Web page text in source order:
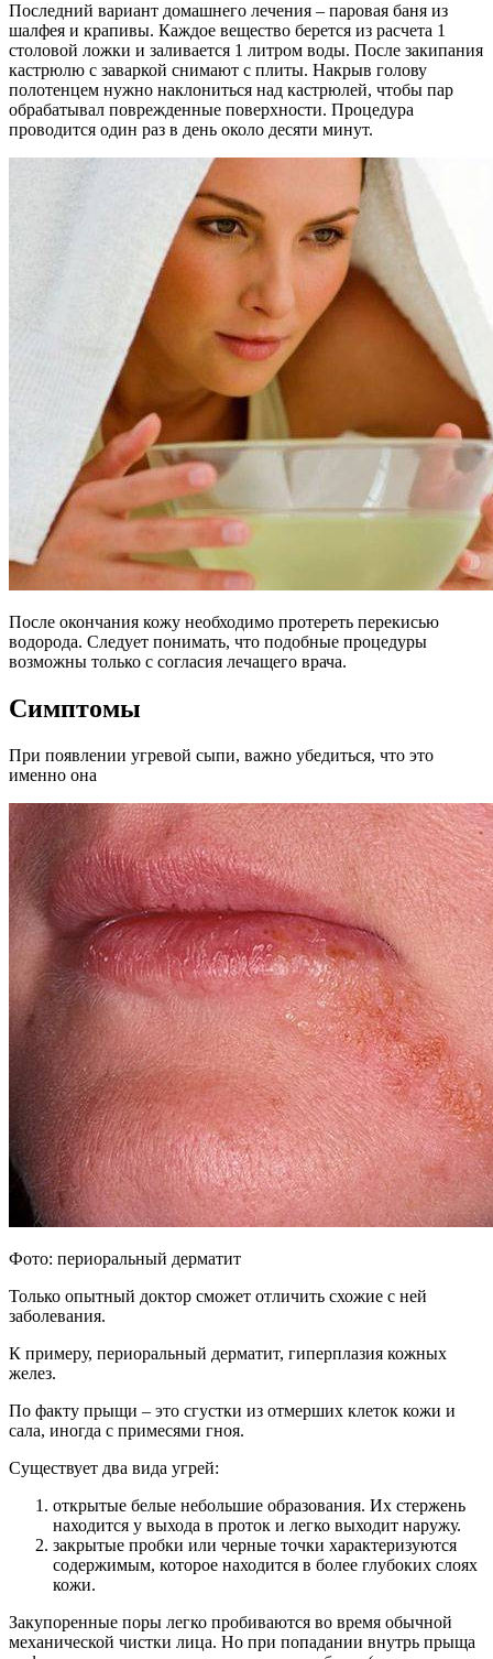
Последний вариант домашнего лечения – паровая баня из
шалфея и крапивы. Каждое вещество берется из расчета 1
столовой ложки и заливается 1 литром воды. После закипания
кастрюлю с заваркой снимают с плиты. Накрыв голову
полотенцем нужно наклониться над кастрюлей, чтобы пар
обрабатывал поврежденные поверхности. Процедура
проводится один раз в день около десяти минут.
После окончания кожу необходимо протереть перекисью
водорода. Следует понимать, что подобные процедуры
возможны только с согласия лечащего врача.
Симптомы
При появлении угревой сыпи, важно убедиться, что это
именно она
Фото: периоральный дерматит
Только опытный доктор сможет отличить схожие с ней
заболевания.
К примеру, периоральный дерматит, гиперплазия кожных
желез.
По факту прыщи – это сгустки из отмерших клеток кожи и
сала, иногда с примесями гноя.
Существует два вида угрей:
открытые белые небольшие образования. Их стержень
находится у выхода в проток и легко выходит наружу.
закрытые пробки или черные точки характеризуются
содержимым, которое находится в более глубоких слоях
кожи.
Закупоренные поры легко пробиваются во время обычной
механической чистки лица. Но при попадании внутрь прыща